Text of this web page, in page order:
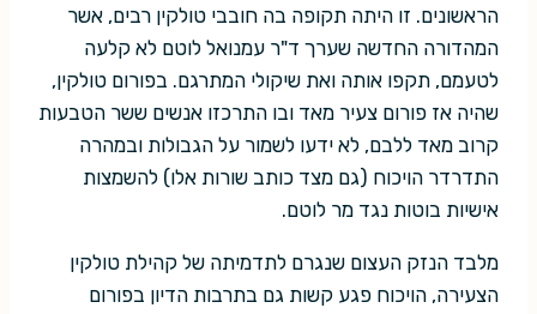
הראשונים. זו היתה תקופה בה חובבי טולקין רבים, אשר
המהדורה החדשה שערך ד"ר עמנואל לוטם לא קלעה
לטעמם, תקפו אותה ואת שיקולי המתרגם. בפורום טולקין,
שהיה אז פורום צעיר מאד ובו התרכזו אנשים ששר הטבעות
קרוב מאד ללבם, לא ידעו לשמור על הגבולות ובמהרה
התדרדר הויכוח (גם מצד כותב שורות אלו) להשמצות
אישיות בוטות נגד מר לוטם.
מלבד הנזק העצום שנגרם לתדמיתה של קהילת טולקין
הצעירה, הויכוח פגע קשות גם בתרבות הדיון בפורום